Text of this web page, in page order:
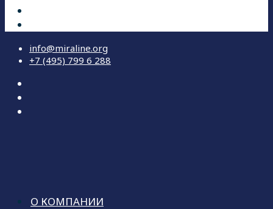
info@miraline.org
+7 (495) 799 6 288
О КОМПАНИИ